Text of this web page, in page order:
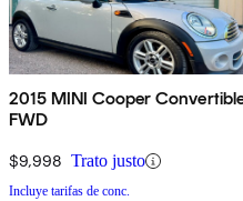
2015 MINI Cooper
FWD
$9,998 Trato justo
Incluye tarifas de conc.